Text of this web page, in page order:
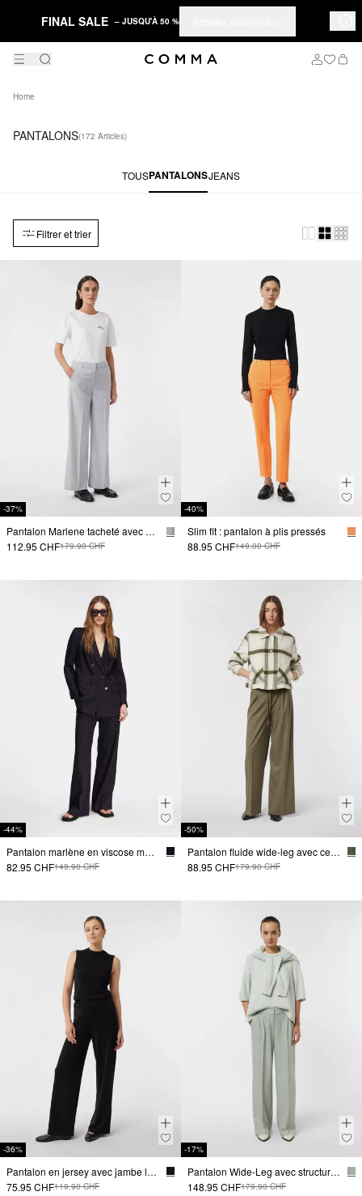
FINAL SALE – JUSQU'À 50 %
Home
PANTALONS(172 Articles)
TOUSPANTALONSJEANS
Filtrer et trier
-37%
Pantalon Marlene tacheté avec plis
112.95 CHF179.90 CHF
-40%
Slim fit : pantalon à plis pressés
88.95 CHF149.00 CHF
-44%
Pantalon marlène en viscose mélangée avec structure piquée
82.95 CHF149.90 CHF
-50%
Pantalon fluide wide-leg avec ceinture amovible
88.95 CHF179.90 CHF
-36%
Pantalon en jersey avec jambe large et fil scintillant
75.95 CHF119.90 CHF
-17%
Pantalon Wide-Leg avec structure et plis de ceinture
148.95 CHF179.90 CHF